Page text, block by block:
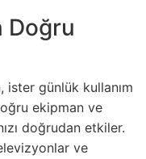
Doğru
ister günlük kullanım
ekipman ve
doğrudan etkiler.
ve